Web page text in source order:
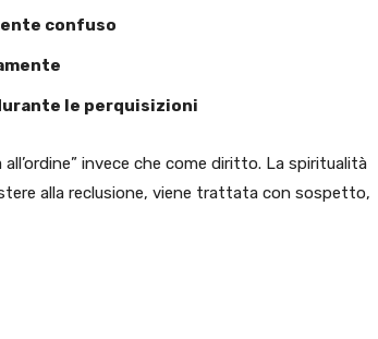
confuso
le perquisizioni
invece che come diritto. La spiritualità
alla reclusione, viene trattata con sospetto,